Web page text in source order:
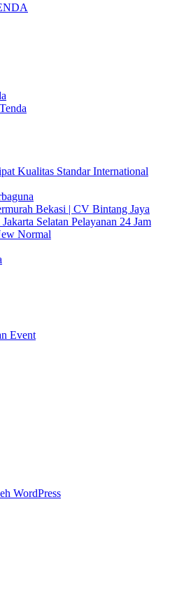
Kualitas Standar International
Bekasi | CV Bintang Jaya
Selatan Pelayanan 24 Jam
Normal
Event
WordPress